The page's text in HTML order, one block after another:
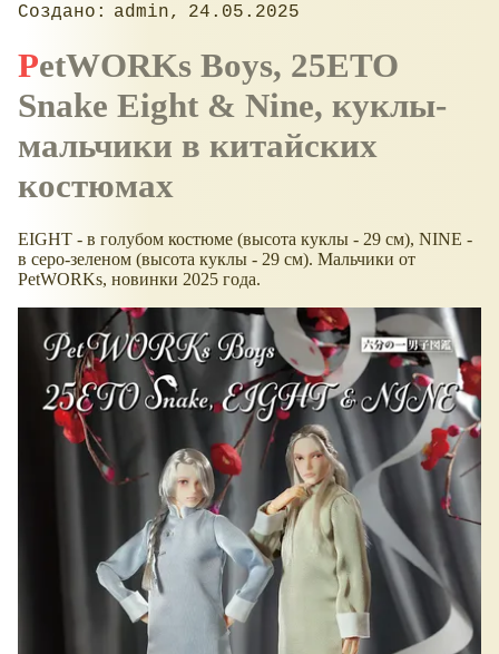
admin 24.05.2025
PetWORKs Boys, 25ETO
Snake Eight & Nine, куклы-
мальчики в китайских
костюмах
EIGHT - в голубом костюме (высота куклы - 29 см), NINE -
в серо-зеленом (высота куклы - 29 см). Мальчики от
PetWORKs, новинки 2025 года.